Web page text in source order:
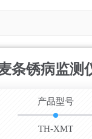
条锈病监测
产品型号
TH-XMT